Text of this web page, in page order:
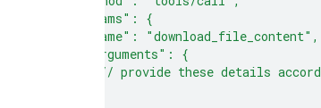
  "params": {
    "name": "download_file_content",
    "arguments": {
// provide these details